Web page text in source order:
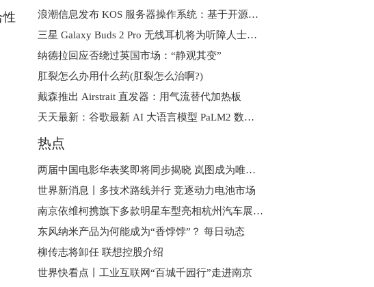
性
浪潮信息发布 KOS 服务器操作系统：基于开源龙蜥
三星 Galaxy Buds 2 Pro 无线耳机将为听障人士提供改善听力的好处 天天观焦点
纳德拉回应否绕过英国市场：“静观其变”
肛裂怎么办用什么药(肛裂怎么治啊?)
戴森推出 Airstrait 直发器：用气流替代加热板
天天最新：谷歌最新 AI 大语言模型 PaLM2 数据量扩充 5 倍
热点
两届中国电影华表奖即将同步揭晓 岚图成为唯一指定用车
世界新消息丨多技术路线并行 竞逐动力电池市场
南京依维柯携旗下多款明星车型亮相杭州汽车展_焦点讯息
东风纳米产品为何能成为“香饽饽”？ 每日动态
柳传志将卸任 联想控股介绍
世界快看点丨工业互联网“百城千园行”走进南京